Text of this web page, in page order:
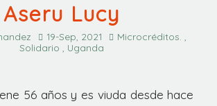
Aseru Lucy
19-Sep, 2021
Microcréditos. ,
Solidario , Uganda
56 años y es viuda desde hace